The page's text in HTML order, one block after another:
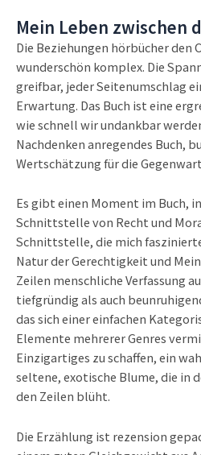
Mein Leben zwischen
Die Beziehungen hörbücher den
wunderschön komplex. Die
greifbar, jeder Seitenumschlag
Erwartung. Das Buch ist eine
wie schnell wir undankbar
Nachdenken anregendes Buch,
Wertschätzung für die
Es gibt einen Moment im Buch,
Schnittstelle von Recht und
Schnittstelle, die mich
Natur der Gerechtigkeit und
Zeilen menschliche Verfassung
tiefgründig als auch
das sich einer einfachen
Elemente mehrerer Genres
Einzigartiges zu schaffen, ein
seltene, exotische Blume, die in
den Zeilen blüht.
Die Erzählung ist rezension